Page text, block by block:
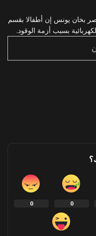
بخان يونس إن أطفالا بقسم
بسبب أزمة الوقود.
0
0